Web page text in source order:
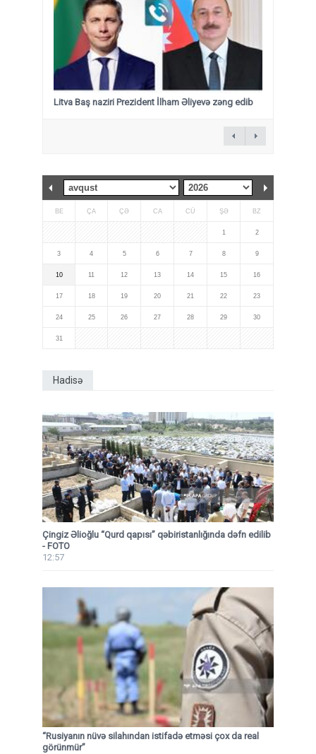
Litva Baş naziri Prezident İlham Əliyevə zəng edib
BE ÇA ÇƏ CA CÜ ŞƏ BZ
1 2
3 4 5 6 7 8 9
10 11 12 13 14 15 16
17 18 19 20 21 22 23
24 25 26 27 28 29 30
31
Hadisə
Çingiz Əlioğlu “Qurd qapısı” qəbiristanlığında dəfn edilib
- FOTO
12:57
“Rusiyanın nüvə silahından istifadə etməsi çox da real
görünmür”